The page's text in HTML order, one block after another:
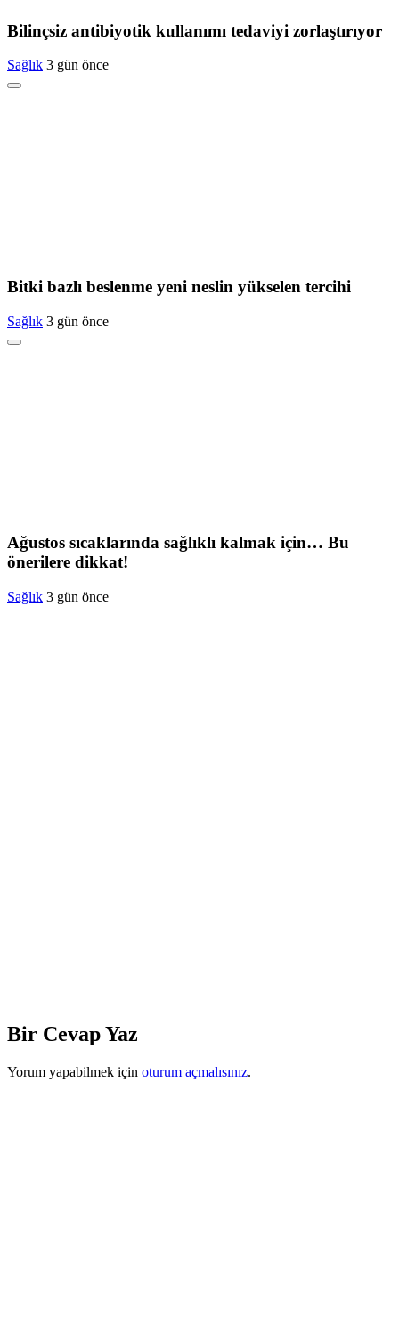
Bilinçsiz antibiyotik kullanımı tedaviyi zorlaştırıyor
Sağlık 3 gün önce
Bitki bazlı beslenme yeni neslin yükselen tercihi
Sağlık 3 gün önce
Ağustos sıcaklarında sağlıklı kalmak için… Bu
önerilere dikkat!
Sağlık 3 gün önce
Bir Cevap Yaz
Yorum yapabilmek için oturum açmalısınız.